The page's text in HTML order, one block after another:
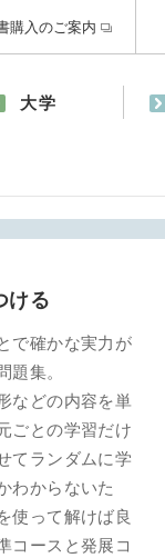
購入のご案内
大学
ける
で確かな実力が
集。
などの内容を単
ごとの学習だけ
てランダムに学
わからないた
使って解けば良
コースと発展コ